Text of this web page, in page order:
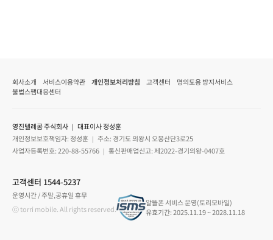
회사소개 서비스이용약관 개인정보처리방침 고객센터
명의도용 방지서비스
불법스팸대응센터
영진텔레콤 주식회사 ｜ 대표이사 정성훈
개인정보보호책임자: 정성훈 ｜ 주소: 경기도 의왕시 오봉산단3로25
사업자등록번호: 220-88-55766 ｜ 통신판매업신고: 제2022-경기의왕-0407호
고객센터 1544-5237
운영시간 / 주말,공휴일 휴무
ⓒ torri mobile. All rights reserved.
알뜰폰 서비스 운영(토리모바일)
유효기간: 2025.11.19 ~ 2028.11.18